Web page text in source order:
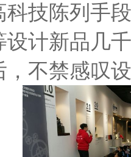
科技陈列手
设计新品几
，不禁感叹